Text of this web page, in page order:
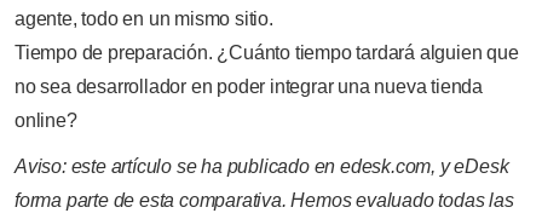
agente, todo en un mismo sitio.
Tiempo de preparación. ¿Cuánto tiempo tardará alguien que
no sea desarrollador en poder integrar una nueva tienda
online?
Aviso: este artículo se ha publicado en edesk.com, y eDesk
forma parte de esta comparativa. Hemos evaluado todas las